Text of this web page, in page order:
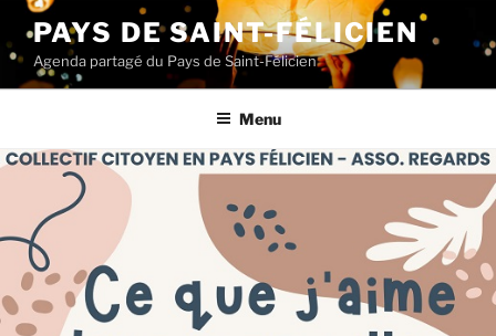
Aller
au
contenu
principal
PAYS DE SAINT-FÉLICIEN
Agenda partagé du Pays de Saint-Félicien
Menu